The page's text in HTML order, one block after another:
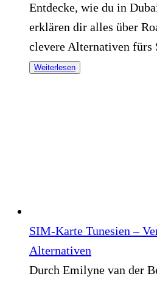
Entdecke, wie du in
erklären dir alles über
clevere Alternativen fürs
Weiterlesen
SIM-Karte Tunesien –
Alternativen
Durch Emilyne van der